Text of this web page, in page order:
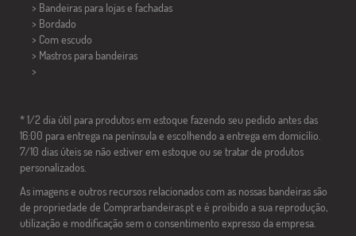
> Bandeiras para lojas e fachadas
> Bordado
> Com escudo
> Mastros para bandeiras
>
* 1/2 dia útil para produtos em estoque fazendo seu pedido antes das
16:00 para entrega na península e escolhendo a entrega em domicílio.
7/10 dias úteis se não estiver em estoque ou se tratar de produtos
personalizados.
As imagens e outros recursos relacionados com as nossas bandeiras são
de propriedade de Comprarbandeiras.pt e é proibido a sua reprodução,
utilização e modificação sem o consentimento expresso da empresa.